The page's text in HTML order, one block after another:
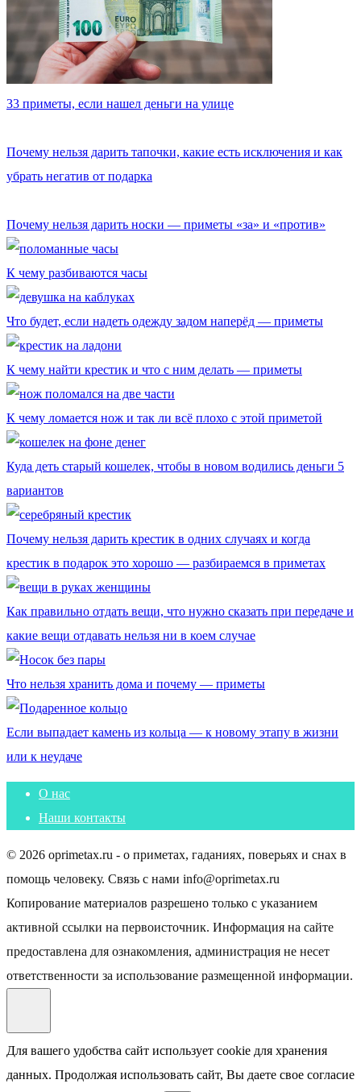
33 приметы, если нашел деньги на улице
Почему нельзя дарить тапочки, какие есть исключения и как
убрать негатив от подарка
Почему нельзя дарить носки — приметы «за» и «против»
К чему разбиваются часы
Что будет, если надеть одежду задом наперёд — приметы
К чему найти крестик и что с ним делать — приметы
К чему ломается нож и так ли всё плохо с этой приметой
Куда деть старый кошелек, чтобы в новом водились деньги 5
вариантов
Почему нельзя дарить крестик в одних случаях и когда
крестик в подарок это хорошо — разбираемся в приметах
Как правильно отдать вещи, что нужно сказать при передаче и
какие вещи отдавать нельзя ни в коем случае
Что нельзя хранить дома и почему — приметы
Если выпадает камень из кольца — к новому этапу в жизни
или к неудаче
О нас
Наши контакты
© 2026 oprimetax.ru - о приметах, гаданиях, поверьях и снах в
помощь человеку. Связь с нами info@oprimetax.ru
Копирование материалов разрешено только с указанием
активной ссылки на первоисточник. Информация на сайте
предоставлена для ознакомления, администрация не несет
ответственности за использование размещенной информации.
Для вашего удобства сайт использует cookie для хранения
данных. Продолжая использовать сайт, Вы даете свое согласие